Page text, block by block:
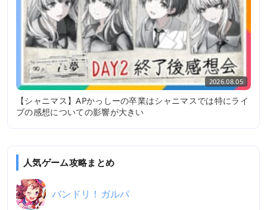
2026.08.05
【シャニマス】APかっしーの卒業はシャニマスでは特にライ
ブの感想についての影響が大きい
人気ゲーム攻略まとめ
バンドリ！ガルパ